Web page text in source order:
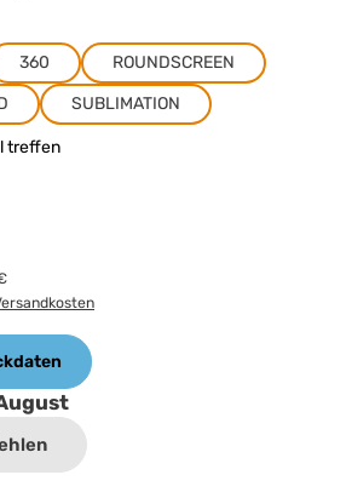
360
ROUNDSCREEN
SUBLIMATION
treffen